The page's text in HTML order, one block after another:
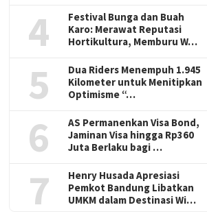
4
Festival Bunga dan Buah
Karo: Merawat Reputasi
Hortikultura, Memburu W…
5
Dua Riders Menempuh 1.945
Kilometer untuk Menitipkan
Optimisme “…
6
AS Permanenkan Visa Bond,
Jaminan Visa hingga Rp360
Juta Berlaku bagi …
7
Henry Husada Apresiasi
Pemkot Bandung Libatkan
UMKM dalam Destinasi Wi…